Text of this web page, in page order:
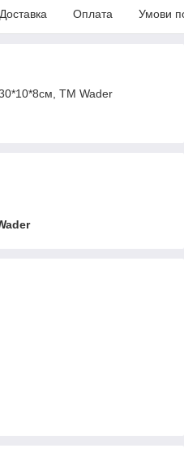
Доставка Оплата Умови
ТМ Wader